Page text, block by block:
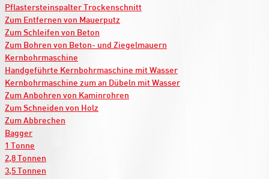
Pflastersteinspalter Trockenschnitt
Zum Entfernen von Mauerputz
Zum Schleifen von Beton
Zum Bohren von Beton- und Ziegelmauern
Kernbohrmaschine
Handgeführte Kernbohrmaschine mit Wasser
Kernbohrmaschine zum an Dübeln mit Wasser
Zum Anbohren von Kaminrohren
Zum Schneiden von Holz
Zum Abbrechen
Bagger
1 Tonne
2,8 Tonnen
3,5 Tonnen